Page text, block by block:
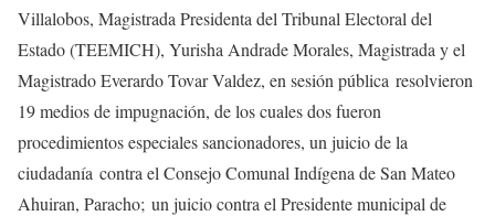
Villalobos, Magistrada Presidenta del Tribunal Electoral del
Estado (TEEMICH), Yurisha Andrade Morales, Magistrada y el
Magistrado Everardo Tovar Valdez, en sesión pública resolvieron
19 medios de impugnación, de los cuales dos fueron
procedimientos especiales sancionadores, un juicio de la
ciudadanía contra el Consejo Comunal Indígena de San Mateo
Ahuiran, Paracho; un juicio contra el Presidente municipal de